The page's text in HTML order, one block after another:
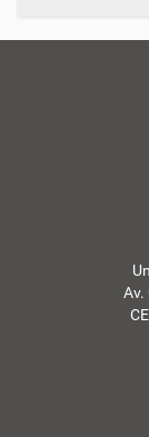
Av.